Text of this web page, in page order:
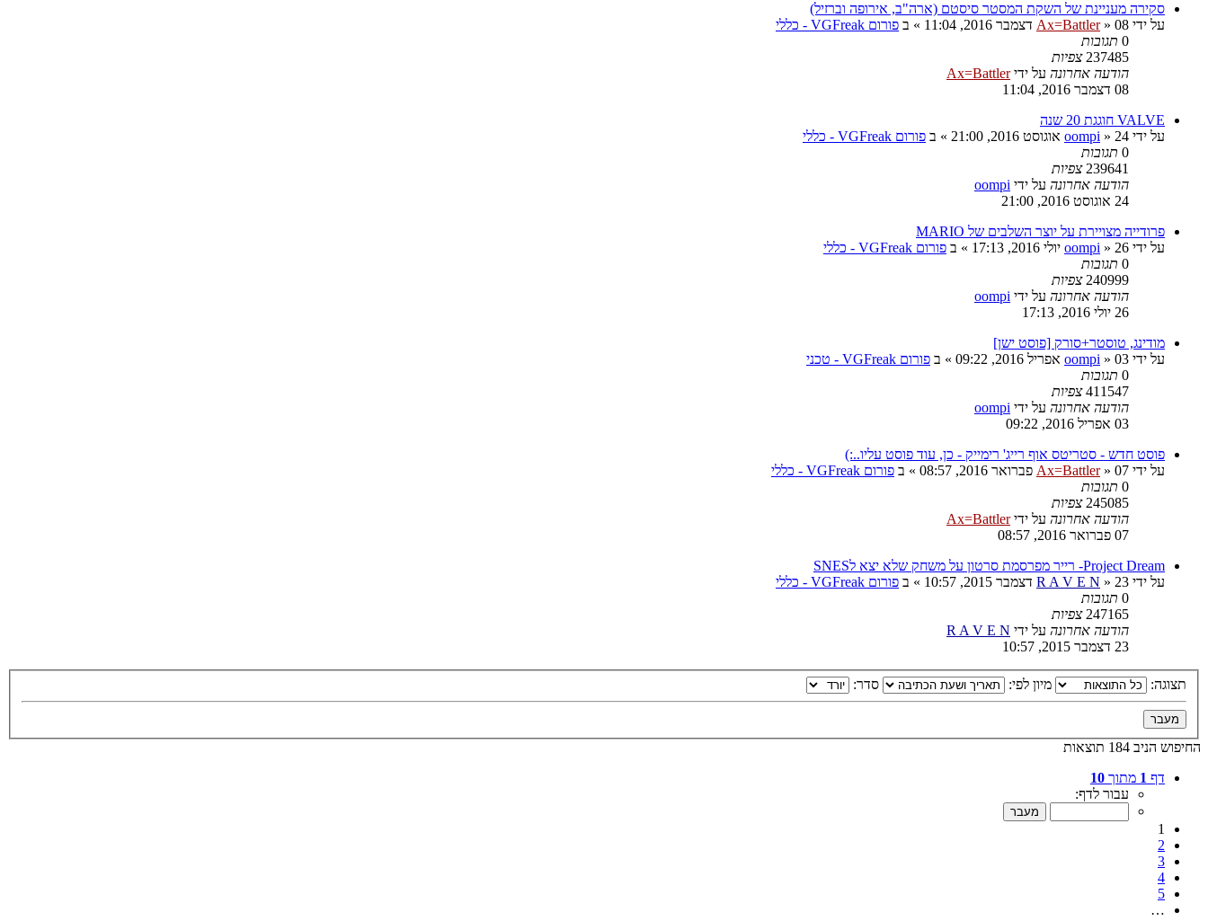
סקירה מעניינת של השקת המסטר סיסטם (ארה"ב, אירופה וברזיל)
על ידי
Ax=Battler» 08 דצמבר 2016, 11:04 » ב פורום VGFreak - כללי
0 תגובות
237485 צפיות
הודעה אחרונה על ידיAx=Battler
08 דצמבר 2016, 11:04
VALVE חוגגת 20 שנה
על ידי
oompi » 24 אוגוסט 2016, 21:00 » ב פורום VGFreak - כללי
0 תגובות
239641 צפיות
הודעה אחרונה על ידי oompi
24 אוגוסט 2016, 21:00
פרודייה מצויירת על יוצר השלבים של MARIO
על ידי
oompi » 26 יולי 2016, 17:13 » ב פורום VGFreak - כללי
0 תגובות
240999 צפיות
הודעה אחרונה על ידי oompi
26 יולי 2016, 17:13
מודינג, טוסטר+סורק [פוסט ישן]
על ידי
oompi » 03 אפריל 2016, 09:22 » ב פורום VGFreak - טכני
0 תגובות
411547 צפיות
הודעה אחרונה על ידי oompi
03 אפריל 2016, 09:22
פוסט חדש - סטריטס אוף רייג' רימייק - כן, עוד פוסט עליו..:)
על ידי
Ax=Battler» 07 פברואר 2016, 08:57 » ב פורום VGFreak - כללי
0 תגובות
245085 צפיות
הודעה אחרונה על ידיAx=Battler
07 פברואר 2016, 08:57
Project Dream- רייר מפרסמת סרטון על משחק שלא יצא לSNES
על ידי
R A V E N » 23 דצמבר 2015, 10:57 » ב פורום VGFreak - כללי
0 תגובות
247165 צפיות
הודעה אחרונה על ידי R A V E N
23 דצמבר 2015, 10:57
תצוגה: מיון לפי: סדר:
החיפוש הניב 184 תוצאות
דף 1 מתוך 10
עבור לדף:
1
2
3
4
5
…